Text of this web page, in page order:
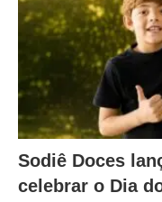
Sodiê Doces
celebrar o Dia